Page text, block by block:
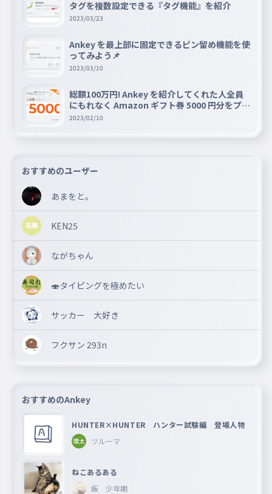
タグを複数設定できる『タグ機能』を紹介
2023/03/23
Ankey を最上部に固定できるピン留め機能を使
ってみよう📌
2023/03/10
総額100万円! Ankey を紹介してくれた人全員
にもれなく Amazon ギフト券 5000 円分をプレ
ゼントキャンペーン!!
2023/02/10
おすすめのユーザー
あまをと。
KEN25
ながちゃん
🍣タイピングを極めたい
サッカー 大好き
フクサン 293n
おすすめのAnkey
HUNTER×HUNTER ハンター試験編 登場人物
ツルーマ
ねこあるある
飯 少年期